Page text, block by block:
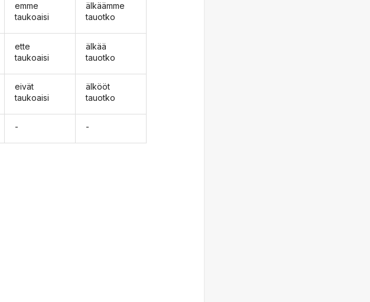
emme
taukoaisi
ette
taukoaisi
eivät
taukoaisi
-
älkäämme
tauotko
älkää
tauotko
älkööt
tauotko
-